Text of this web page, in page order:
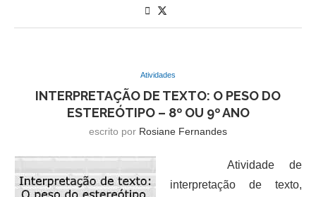
Atividades
INTERPRETAÇÃO DE TEXTO: O PESO DO
ESTEREÓTIPO – 8º OU 9º ANO
escrito por Rosiane Fernandes
Atividade de
interpretação de texto,